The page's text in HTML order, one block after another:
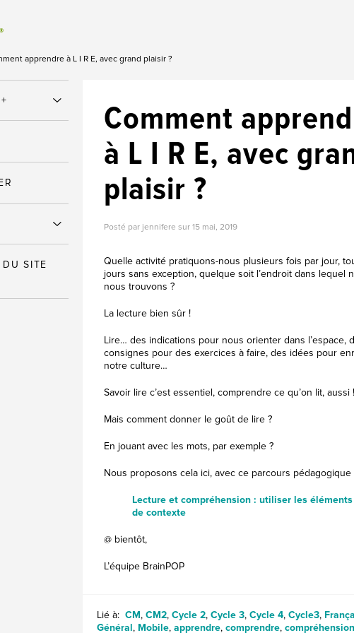
apprendre à L I R E, avec grand plaisir ?
Comment
à L I R E, avec
plaisir ?
Posté par jennifere sur 15 mai, 2019
Quelle activité pratiquons-nous plusieurs fois par jour,
jours sans exception, quelque soit l’endroit dans lequel
nous trouvons ?
La lecture bien sûr !
Lire… des indications pour nous orienter dans l’espace,
consignes pour des exercices à faire, des idées pour
notre culture…
Savoir lire c’est essentiel, comprendre ce qu’on lit, aussi !
Mais comment donner le goût de lire ?
En jouant avec les mots, par exemple ?
Nous proposons cela ici, avec ce parcours pédagogique
Lecture et compréhension : utiliser les éléments
de contexte
@ bientôt,
L’équipe BrainPOP
Lié à: CM, CM2, Cycle 2, Cycle 3, Cycle 4, Cycle3,
Général, Mobile, apprendre, comprendre, compréhension
DU SITE